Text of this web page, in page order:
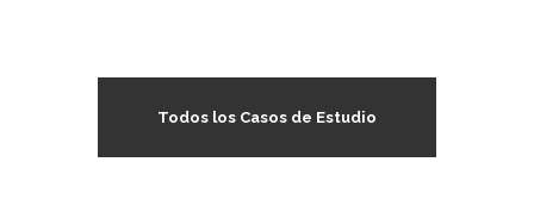
Todos los Casos de Estudio